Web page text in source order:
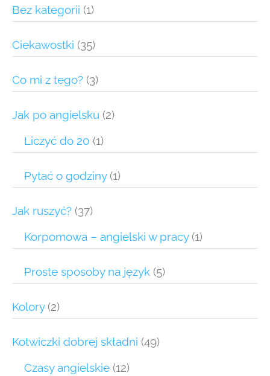
Bez kategorii (1)
Ciekawostki (35)
Co mi z tego? (3)
Jak po angielsku (2)
Liczyć do 20 (1)
Pytać o godziny(1)
Jak ruszyć? (37)
Korpomowa – angielski w pracy(1)
Proste sposoby na język (5)
Kolory(2)
Kotwiczki dobrej składni (49)
Czasy angielskie (12)